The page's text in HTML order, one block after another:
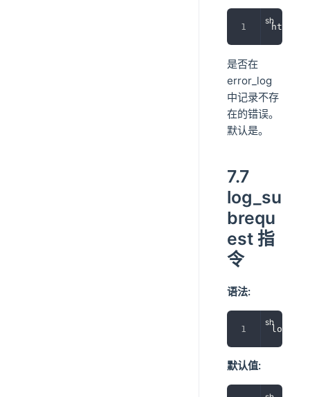
http,
是否在
error_log
中记录不存
在的错误。
默认是。
7.7
log_su
brequ
est 指
令
语法:
默认值: